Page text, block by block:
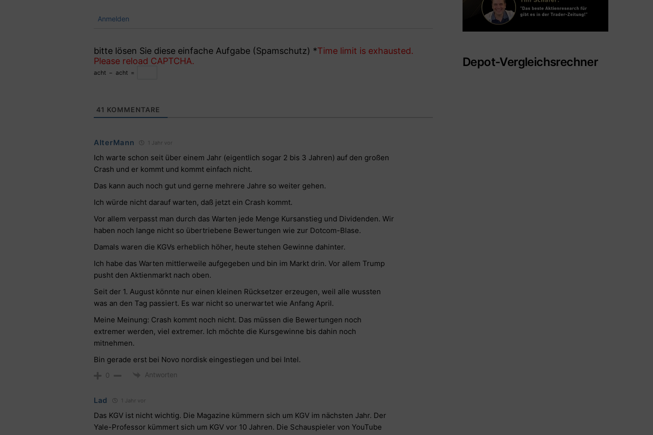
Anmelden
bitte lösen Sie diese einfache Aufgabe (Spamschutz) *Time limit is exhausted.
Please reload CAPTCHA.
acht − acht =
41 KOMMENTARE
AlterMann 1 Jahr vor
Ich warte schon seit über einem Jahr (eigentlich sogar 2 bis 3 Jahren) auf den großen
Crash und er kommt und kommt einfach nicht.
Das kann auch noch gut und gerne mehrere Jahre so weiter gehen.
Ich würde nicht darauf warten, daß jetzt ein Crash kommt.
Vor allem verpasst man durch das Warten jede Menge Kursanstieg und Dividenden. Wir
haben noch lange nicht so übertriebene Bewertungen wie zur Dotcom-Blase.
Damals waren die KGVs erheblich höher, heute stehen Gewinne dahinter.
Ich habe das Warten mittlerweile aufgegeben und bin im Markt drin. Vor allem Trump
pusht den Aktienmarkt nach oben.
Seit der 1. August könnte nur einen kleinen Rücksetzer erzeugen, weil alle wussten
was an den Tag passiert. Es war nicht so unerwartet wie Anfang April.
Meine Meinung: Crash kommt noch nicht. Das müssen die Bewertungen noch
extremer werden, viel extremer. Ich möchte die Kursgewinne bis dahin noch
mitnehmen.
Bin gerade erst bei Novo nordisk eingestiegen und bei Intel.
0 Antworten
Lad 1 Jahr vor
Das KGV ist nicht wichtig. Die Magazine kümmern sich um KGV im nächsten Jahr. Der
Yale-Professor kümmert sich um KGV vor 10 Jahren. Die Schauspieler von YouTube
Depot-Vergleichsrechner